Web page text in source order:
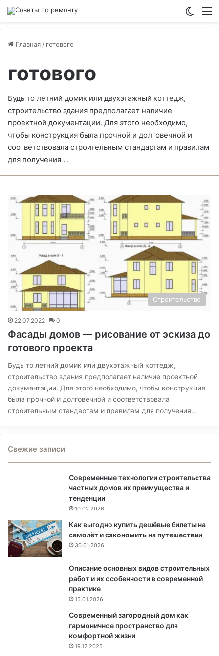
Главная / готового
готового
Будь то летний домик или двухэтажный коттедж,
строительство здания предполагает наличие
проектной документации. Для этого необходимо,
чтобы конструкция была прочной и долговечной и
соответствовала строительным стандартам и правилам
для получения …
Строительство
22.07.2022 0
Фасады домов — рисование от эскиза до
готового проекта
Будь то летний домик или двухэтажный коттедж,
строительство здания предполагает наличие проектной
документации. Для этого необходимо, чтобы конструкция
была прочной и долговечной и соответствовала
строительным стандартам и правилам для получения…
Свежие записи
Современные технологии строительства
частных домов их преимущества и
тенденции
10.02.2026
Как выгодно купить дешёвые билеты на
самолёт и сэкономить на путешествии
30.01.2026
Описание основных видов строительных
работ и их особенности в современной
практике
15.01.2026
Современный загородный дом как
гармоничное пространство для
комфортной жизни
19.12.2025